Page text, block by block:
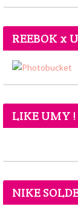
REEBOK x
LIKE UMY !
NIKE